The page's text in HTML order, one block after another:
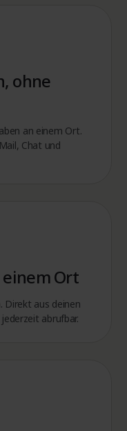
ohne
an einem Ort.
Chat und
Ort
Direkt aus deinen
abrufbar.